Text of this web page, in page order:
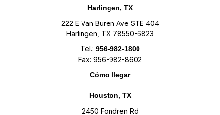
Harlingen, TX
222 E Van Buren Ave STE 404
Harlingen, TX 78550-6823
Tel.: 956-982-1800
Fax: 956-982-8602
Cómo llegar
Houston, TX
2450 Fondren Rd